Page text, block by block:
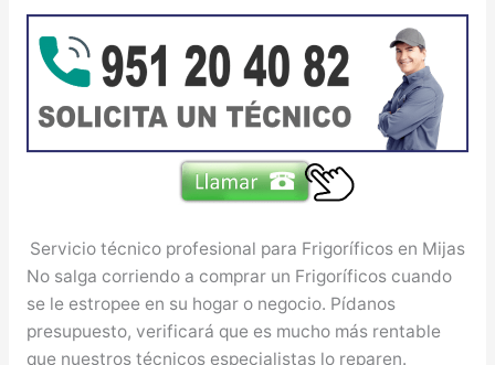
Servicio técnico profesional para Frigoríficos en Mijas
No salga corriendo a comprar un Frigoríficos cuando
se le estropee en su hogar o negocio. Pídanos
presupuesto, verificará que es mucho más rentable
que nuestros técnicos especialistas lo reparen.